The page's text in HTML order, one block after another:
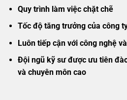
Quy trình làm việc chặt chẽ
Tốc độ tăng trưởng của công
Luôn tiếp cận với công nghệ
Đội ngũ kỹ sư được ưu tiên
và chuyên môn cao